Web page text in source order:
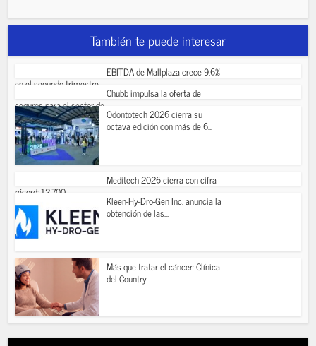
También te puede interesar
EBITDA de Mallplaza crece 9,6%
en el segundo trimestre...
Chubb impulsa la oferta de
seguros para el sector de...
Odontotech 2026 cierra su
octava edición con más de 6...
Meditech 2026 cierra con cifra
récord: 12.700...
Kleen-Hy-Dro-Gen Inc. anuncia la
obtención de las...
Más que tratar el cáncer: Clínica
del Country...